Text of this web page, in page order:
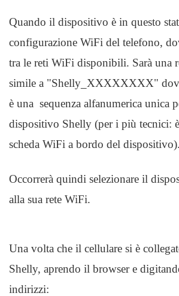
Quando il dispositivo è in questo
configurazione WiFi del telefono,
tra le reti WiFi disponibili. Sarà una
simile a "Shelly_XXXXXXXX"
è una sequenza alfanumerica unica
dispositivo Shelly (per i più tecnici:
scheda WiFi a bordo del dispositivo).
Occorrerà quindi selezionare il
alla sua rete WiFi.
Una volta che il cellulare si è
Shelly, aprendo il browser e
indirizzi: